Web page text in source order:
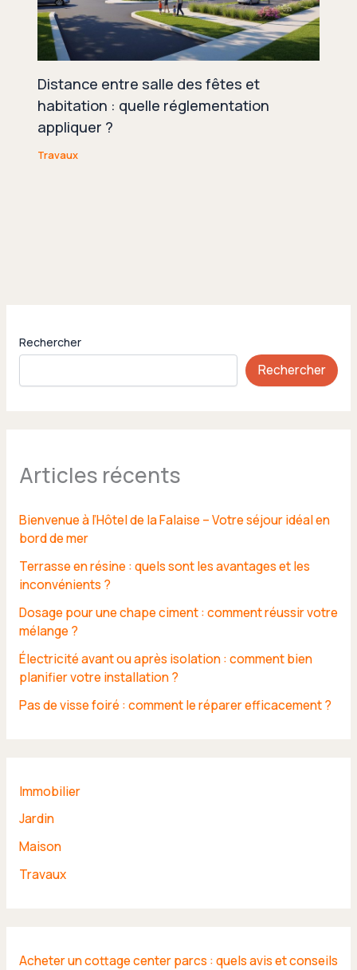
Distance entre salle des fêtes et
habitation : quelle réglementation
appliquer ?
Travaux
Rechercher
Rechercher
Articles récents
Bienvenue à l’Hôtel de la Falaise – Votre séjour idéal en
bord de mer
Terrasse en résine : quels sont les avantages et les
inconvénients ?
Dosage pour une chape ciment : comment réussir votre
mélange ?
Électricité avant ou après isolation : comment bien
planifier votre installation ?
Pas de visse foiré : comment le réparer efficacement ?
Immobilier
Jardin
Maison
Travaux
Acheter un cottage center parcs : quels avis et conseils